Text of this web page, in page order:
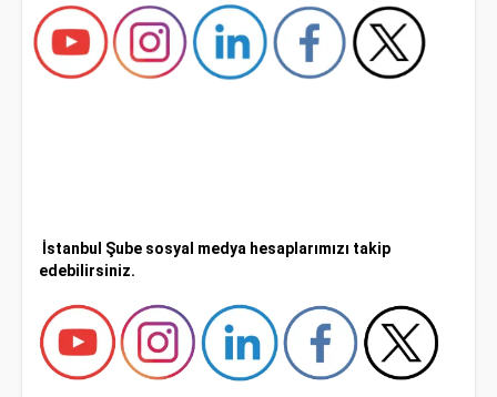
İstanbul Şube sosyal medya hesaplarımızı takip
edebilirsiniz.